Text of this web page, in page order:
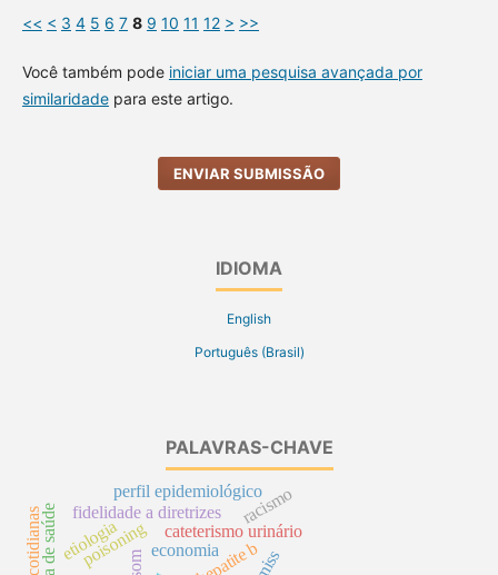
<< < 3 4 5 6 7 8 9 10 11 12 > >>
Você também pode iniciar uma pesquisa avançada por
similaridadepara este artigo.
ENVIAR SUBMISSÃO
IDIOMA
English
Português (Brasil)
PALAVRAS-CHAVE
hepatite b
poisoning cateterismo urinário
fidelidade a diretrizes
perfil epidemiológico
economia
racismo
etiologia